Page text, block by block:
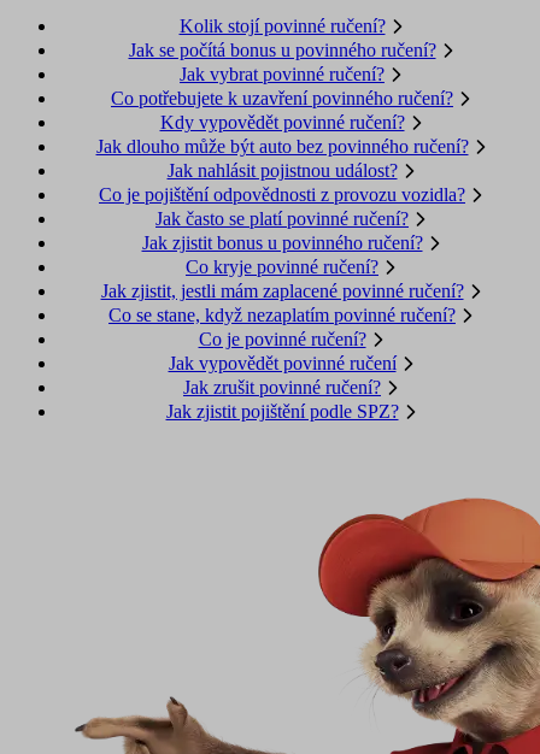
Kolik stojí povinné ručení?
Jak se počítá bonus u povinného ručení?
Jak vybrat povinné ručení?
Co potřebujete k uzavření povinného ručení?
Kdy vypovědět povinné ručení?
Jak dlouho může být auto bez povinného ručení?
Jak nahlásit pojistnou událost?
Co je pojištění odpovědnosti z provozu vozidla?
Jak často se platí povinné ručení?
Jak zjistit bonus u povinného ručení?
Co kryje povinné ručení?
Jak zjistit, jestli mám zaplacené povinné ručení?
Co se stane, když nezaplatím povinné ručení?
Co je povinné ručení?
Jak vypovědět povinné ručení
Jak zrušit povinné ručení?
Jak zjistit pojištění podle SPZ?